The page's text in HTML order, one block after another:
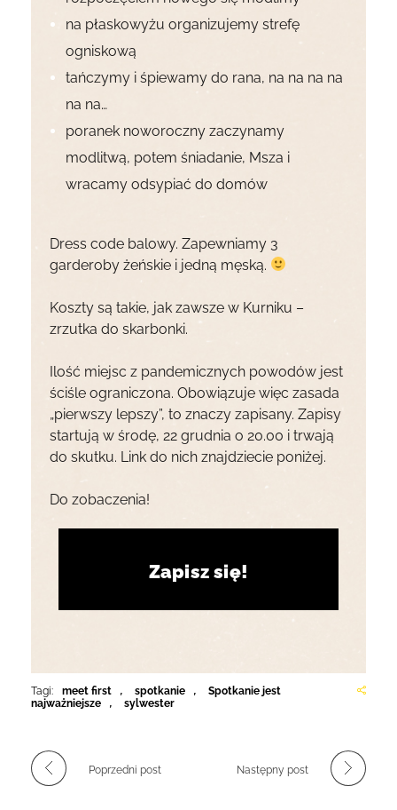
na płaskowyżu organizujemy strefę
ogniskową
tańczymy i śpiewamy do rana, na na na na
na na…
poranek noworoczny zaczynamy
modlitwą, potem śniadanie, Msza i
wracamy odsypiać do domów
Dress code balowy. Zapewniamy 3
garderoby żeńskie i jedną męską.
Koszty są takie, jak zawsze w Kurniku –
zrzutka do skarbonki.
Ilość miejsc z pandemicznych powodów jest
ściśle ograniczona. Obowiązuje więc zasada
„pierwszy lepszy”, to znaczy zapisany. Zapisy
startują w środę, 22 grudnia o 20.00 i trwają
do skutku. Link do nich znajdziecie poniżej.
Do zobaczenia!
Zapisz się!
Tagi: meet first , spotkanie ,
Spotkanie jest
najważniejsze
, sylwester
Poprzedni post Następny post